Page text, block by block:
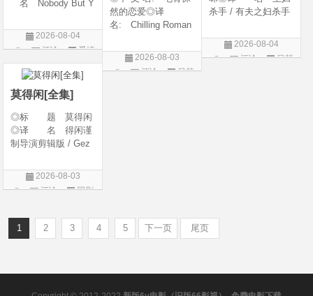
名 Nobody But Y
26◎产 地 中国
大陆◎类 别 喜
言 汉语普通话◎上
映日期 2026-04-1
2026-08-04
评论
爱情
片
杀手 / 有夫之妇杀手
ler / A Bona Fide Kill
er◎年 代 2026
2026-08-04
评论
日韩
然的恋爱◎译
名: Chilling Roman
e: Find Me / Spellbo
und / Spooky in Lov
2026-08-03
评论
日韩
莫得闲[全集]
◎标 题 莫得闲
◎译 名 得闲谨
制导演剪辑版 / Gez
2026◎产 地 中
国大陆◎类 别
话 / 南京方
2026-08-03
评论
国剧
1 2 3 4 5 下一页 尾页